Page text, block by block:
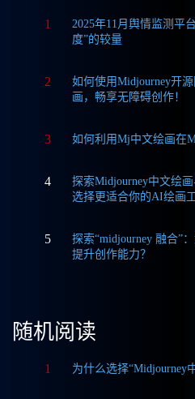
1
2025年11月舆情监测平
度”的较量
2
如何使用Midjourney开
画，畅享无障碍创作！
3 如何利用Mj中文绘画在
4
探索Midjourney中文绘
选择更适合你的AI绘画工
5
探索“midjourney 融合”
提升创作能力？
随机阅读
1 为什么选择“Midjourney